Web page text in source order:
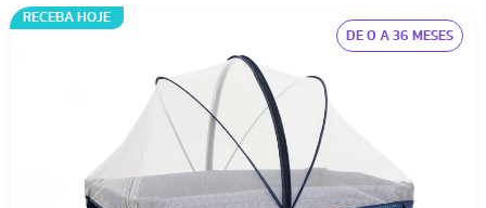
RECEBA HOJE
DE 0 A 36 MESES